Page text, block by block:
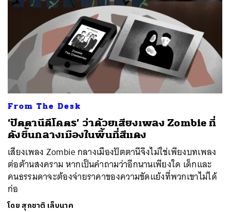
From The Desk
‘ปัตตานีดีโคตร’ ว่าด้วยเสียงเพลง Zombie ที่
ดังขึ้นกลางเมืองในพื้นที่สีแดง
เสียงเพลง Zombie กลางเมืองปัตตานีจึงไม่ใช่เพียงบทเพลง
ต่อต้านสงคราม หากเป็นคำถามว่าอีกนานเพียงใด เด็กและ
คนธรรมดาจะต้องจ่ายราคาของความขัดแย้งที่พวกเขาไม่ได้
ก่อ
โดย สุภชาติ เล็บนาค